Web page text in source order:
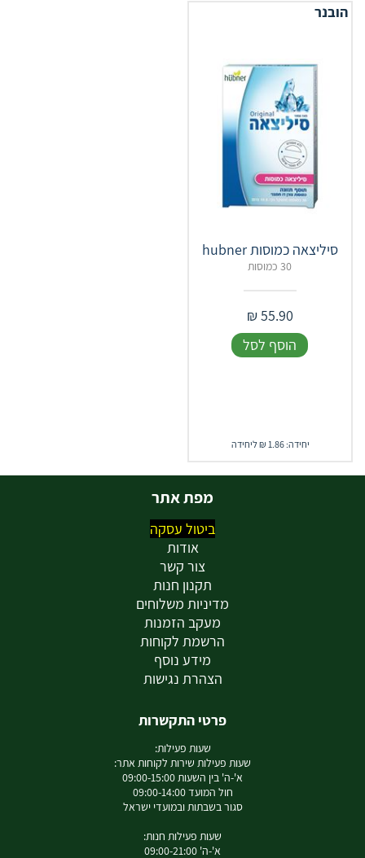
הובנר
סיליצאה כמוסות hubner
30 כמוסות
55.90
₪
הוסף לסל
יחידה: 1.86 ₪ ליחידה
מפת אתר
ביטול עסקה
אודות
צור קשר
תקנון חנות
מדיניות משלוחים
מעקב הזמנות
הרשמת לקוחות
מידע נוסף
הצהרת נגישות
פרטי התקשרות
שעות פעילות:
שעות פעילות שירות לקוחות אתר:
א'-ה' בין השעות 09:00-15:00
חול המועד 09:00-14:00
סגור בשבתות ובמועדי ישראל
שעות פעילות חנות:
א'-ה' 09:00-21:00